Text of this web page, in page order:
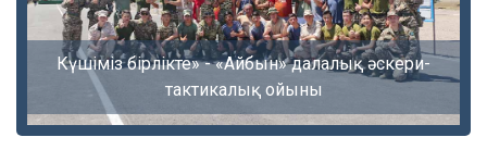
Күшіміз бірлікте» - «Айбын» далалық әскери-
тактикалық ойыны